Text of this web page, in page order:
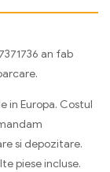
an fab
in Europa. Costul
si depozitare.
piese incluse.